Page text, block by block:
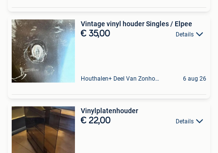
Vintage vinyl houder Singles / Elpee
€ 35,00 Details
Houthalen+ Deel Van Zonhoven En Zolder 6 aug 26
Vinylplatenhouder
€ 22,00 Details